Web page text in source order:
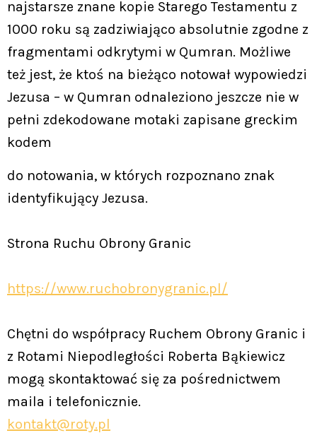
najstarsze znane kopie Starego Testamentu z
1000 roku są zadziwiająco absolutnie zgodne z
fragmentami odkrytymi w Qumran. Możliwe
też jest, że ktoś na bieżąco notował wypowiedzi
Jezusa – w Qumran odnaleziono jeszcze nie w
pełni zdekodowane motaki zapisane greckim
kodem
do notowania, w których rozpoznano znak
identyfikujący Jezusa.
Strona Ruchu Obrony Granic
https://www.ruchobronygranic.pl/
Chętni do współpracy Ruchem Obrony Granic i
z Rotami Niepodległości Roberta Bąkiewicz
mogą skontaktować się za pośrednictwem
maila i telefonicznie.
kontakt@roty.pl